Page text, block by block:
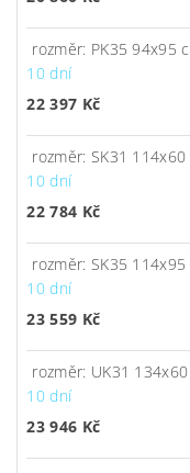
rozměr: PK35 94x95
10 dní
22 397 Kč
rozměr: SK31
10 dní
22 784 Kč
rozměr: SK35
10 dní
23 559 Kč
rozměr: UK31
10 dní
23 946 Kč